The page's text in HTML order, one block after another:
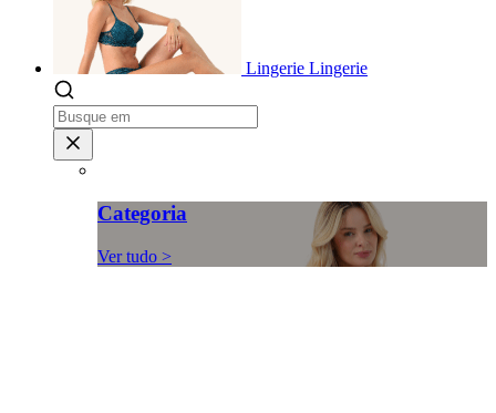
Lingerie Lingerie
Categoria
Ver tudo >